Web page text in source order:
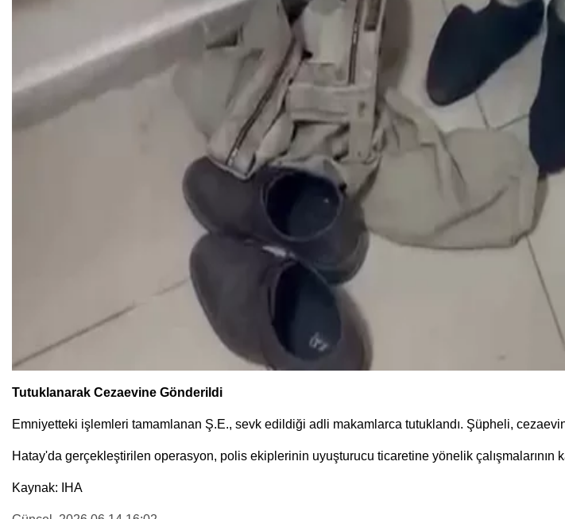
Tutuklanarak Cezaevine Gönderildi
Emniyetteki işlemleri tamamlanan Ş.E., sevk edildiği adli makamlarca tutuklandı. Şüpheli,
Hatay'da gerçekleştirilen operasyon, polis ekiplerinin uyuşturucu ticaretine yönelik çalışmalarının
Kaynak: IHA